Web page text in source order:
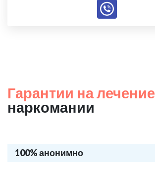
Гарантии на лечение
наркомании
100% анонимно